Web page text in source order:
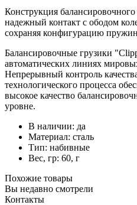
Конструкция
надежный контакт с ободом
сохраняя конфигурацию
Балансировочные грузики
автоматических линиях
Непрерывный контроль
технологического процесса
высокое качество
уровне.
В наличии: да
Материал: сталь
Тип: набивные
Вес, гр: 60, г
Похожие товары
Вы недавно смотрели
Контакты